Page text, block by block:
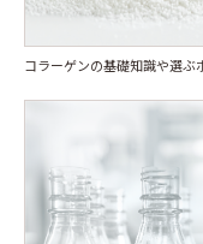
コラーゲンの基礎知識や選ぶ